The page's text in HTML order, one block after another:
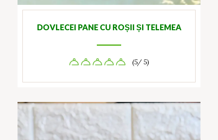
DOVLECEI PANE CU ROȘII ȘI TELEMEA
(5/ 5)